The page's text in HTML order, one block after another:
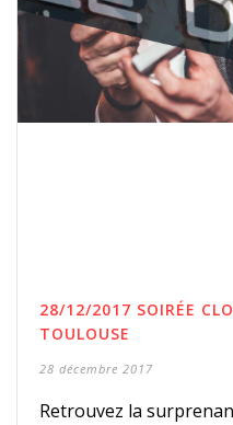
28/12/2017 SOIRÉE
TOULOUSE
28 décembre 2017
Retrouvez la